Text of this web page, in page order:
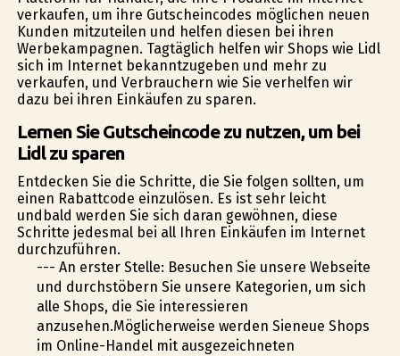
verkaufen, um ihre Gutscheincodes möglichen neuen
Kunden mitzuteilen und helfen diesen bei ihren
Werbekampagnen. Tagtäglich helfen wir Shops wie Lidl
sich im Internet bekanntzugeben und mehr zu
verkaufen, und Verbrauchern wie Sie verhelfen wir
dazu bei ihren Einkäufen zu sparen.
Lernen Sie Gutscheincode zu nutzen, um bei
Lidl zu sparen
Entdecken Sie die Schritte, die Sie folgen sollten, um
einen Rabattcode einzulösen. Es ist sehr leicht
undbald werden Sie sich daran gewöhnen, diese
Schritte jedesmal bei all Ihren Einkäufen im Internet
durchzuführen.
--- An erster Stelle: Besuchen Sie unsere Webseite
und durchstöbern Sie unsere Kategorien, um sich
alle Shops, die Sie interessieren
anzusehen.Möglicherweise werden Sieneue Shops
im Online-Handel mit ausgezeichneten